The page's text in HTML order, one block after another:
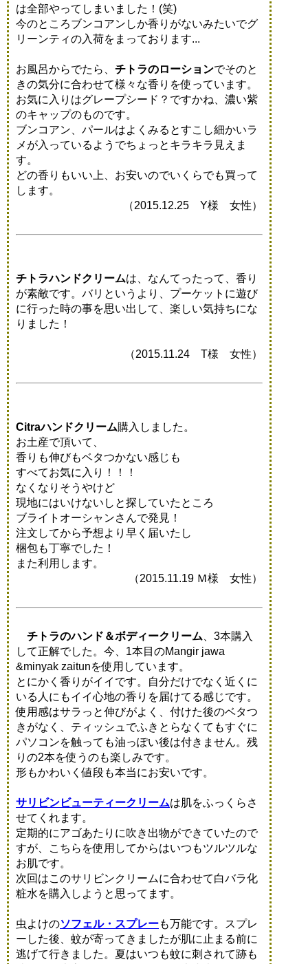
は全部やってしまいました！(笑)
今のところブンコアンしか香りがないみたいでグ
リーンティの入荷をまっております...
お風呂からでたら、 チトラのローションでそのと
きの気分に合わせて様々な香りを使っています。
お気に入りはグレープシード？ですかね、濃い紫
のキャップのものです。
ブンコアン、パールはよくみるとすこし細かいラ
メが入っているようでちょっとキラキラ見えま
す。
どの香りもいい上、お安いのでいくらでも買って
します。
（2015.12.25 Y様 女性）
チトラハンドクリームは、なんてったって、香り
が素敵です。バリというより、プーケットに遊び
に行った時の事を思い出して、楽しい気持ちにな
りました！
（2015.11.24 T様 女性）
Citraハンドクリーム購入しました。
お土産で頂いて、
香りも伸びもベタつかない感じも
すべてお気に入り！！！
なくなりそうやけど
現地にはいけないしと探していたところ
ブライトオーシャンさんで発見！
注文してから予想より早く届いたし
梱包も丁寧でした！
また利用します。
（2015.11.19 Ｍ様 女性）
チトラのハンド＆ボディークリーム 、3本購入
して正解でした。今、1本目のMangir jawa
&minyak zaitunを使用しています。
とにかく香りがイイです。自分だけでなく近くに
いる人にもイイ心地の香りを届けてる感じです。
使用感はサラっと伸びがよく、付けた後のベタつ
きがなく、ティッシュでふきとらなくてもすぐに
パソコンを触っても油っぽい後は付きません。残
りの2本を使うのも楽しみです。
形もかわいく値段も本当にお安いです。
サリビンビューティークリームは肌をふっくらさ
せてくれます。
定期的にアゴあたりに吹き出物ができていたので
すが、こちらを使用してからはいつもツルツルな
お肌です。
次回はこのサリビンクリームに合わせて白バラ化
粧水を購入しようと思ってます。
虫よけのソフェル・スプレーも万能です。スプレ
ーした後、蚊が寄ってきましたが肌に止まる前に
逃げて行きました。夏はいつも蚊に刺されて跡も